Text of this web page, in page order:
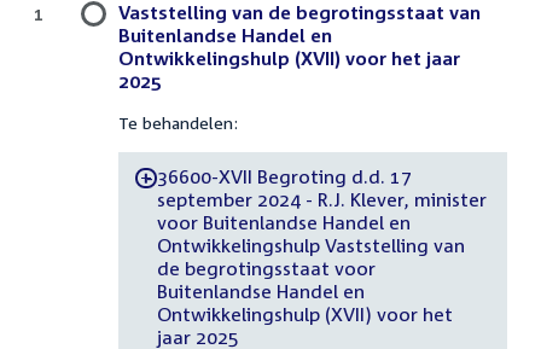
Vaststelling van de begrotingsstaat van
Buitenlandse Handel en
Ontwikkelingshulp (XVII) voor het jaar
2025
Te behandelen:
-36600-XVII Begroting d.d. 17
september 2024 - R.J. Klever, minister
voor Buitenlandse Handel en
Ontwikkelingshulp Vaststelling van
de begrotingsstaat voor
Buitenlandse Handel en
Ontwikkelingshulp (XVII) voor het
jaar 2025
1